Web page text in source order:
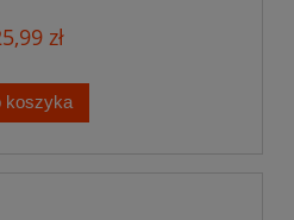
zł
koszyka